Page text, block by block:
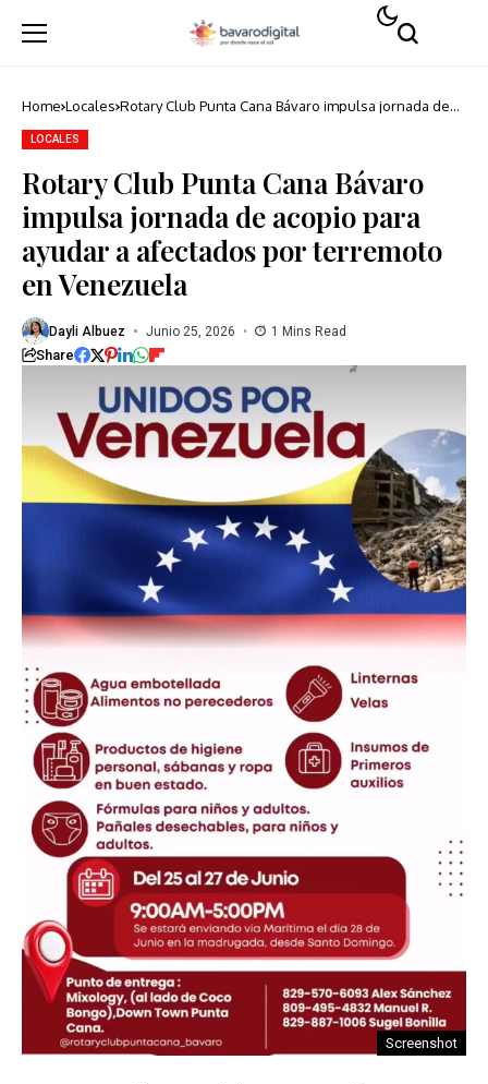
Home Locales Rotary Club Punta Cana Bávaro impulsa jornada de
LOCALES
Rotary Club Punta Cana Bávaro
impulsa jornada de acopio para
ayudar a afectados por terremoto
en Venezuela
Dayli Albuez Junio 25, 2026 1 Mins Read
Share
Screenshot